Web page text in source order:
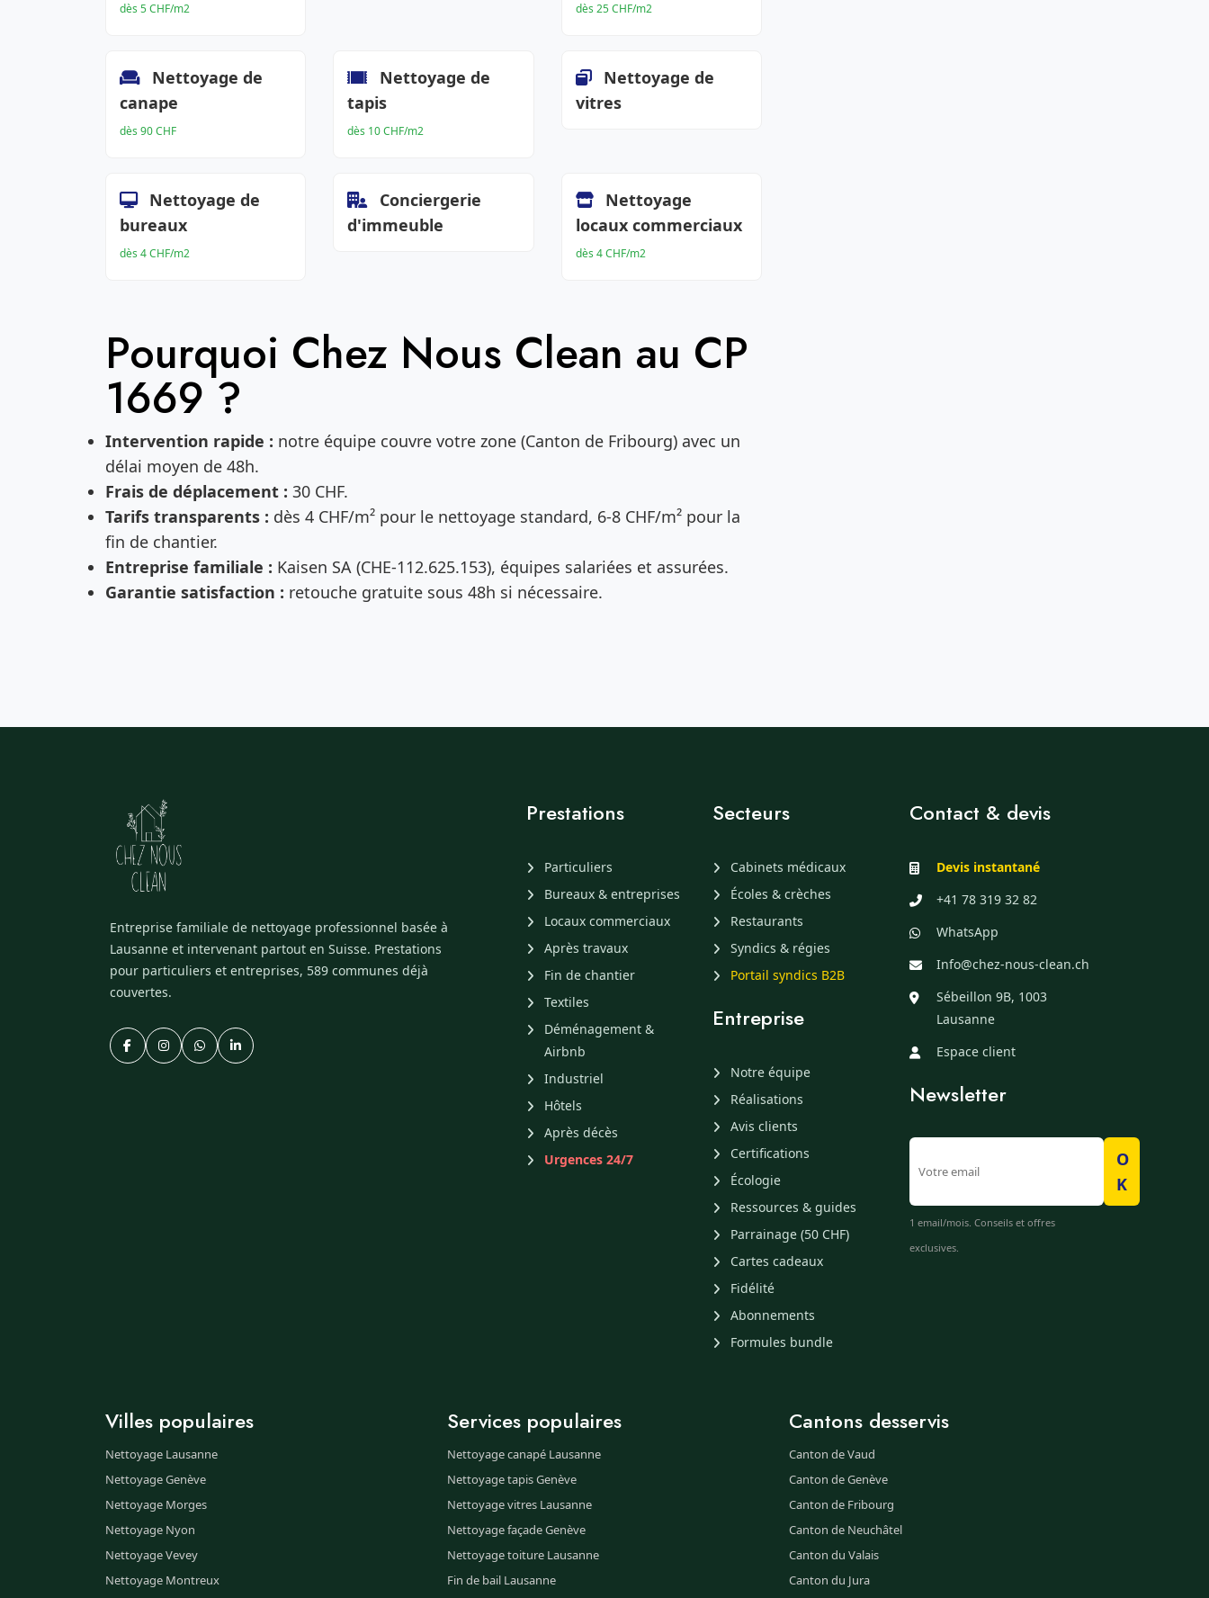
dès 5 CHF/m2 dès 25 CHF/m2
Nettoyage de
canape
dès 90 CHF
Nettoyage de
tapis
dès 10 CHF/m2
Nettoyage de
vitres
Nettoyage de
bureaux
dès 4 CHF/m2
Conciergerie
d'immeuble
Nettoyage
locaux commerciaux
dès 4 CHF/m2
Pourquoi Chez Nous Clean au CP
1669 ?
Intervention rapide : notre équipe couvre votre zone (Canton de Fribourg) avec un
délai moyen de 48h.
Frais de déplacement : 30 CHF.
Tarifs transparents : dès 4 CHF/m² pour le nettoyage standard, 6-8 CHF/m² pour la
fin de chantier.
Entreprise familiale : Kaisen SA (CHE-112.625.153), équipes salariées et assurées.
Garantie satisfaction : retouche gratuite sous 48h si nécessaire.
Entreprise familiale de nettoyage professionnel basée à
Lausanne et intervenant partout en Suisse. Prestations
pour particuliers et entreprises, 589 communes déjà
couvertes.
Prestations
Particuliers
Bureaux & entreprises
Locaux commerciaux
Après travaux
Fin de chantier
Textiles
Déménagement &
Airbnb
Industriel
Hôtels
Après décès
Urgences 24/7
Secteurs
Cabinets médicaux
Écoles & crèches
Restaurants
Syndics & régies
Portail syndics B2B
Entreprise
Notre équipe
Réalisations
Avis clients
Certifications
Écologie
Ressources & guides
Parrainage (50 CHF)
Cartes cadeaux
Fidélité
Abonnements
Formules bundle
Contact & devis
Devis instantané
+41 78 319 32 82
WhatsApp
Info@chez-nous-clean.ch
Sébeillon 9B, 1003
Lausanne
Espace client
Newsletter
O
K
1 email/mois. Conseils et offres
exclusives.
Villes populaires
Nettoyage Lausanne
Nettoyage Genève
Nettoyage Morges
Nettoyage Nyon
Nettoyage Vevey
Nettoyage Montreux
Services populaires
Nettoyage canapé Lausanne
Nettoyage tapis Genève
Nettoyage vitres Lausanne
Nettoyage façade Genève
Nettoyage toiture Lausanne
Fin de bail Lausanne
Cantons desservis
Canton de Vaud
Canton de Genève
Canton de Fribourg
Canton de Neuchâtel
Canton du Valais
Canton du Jura